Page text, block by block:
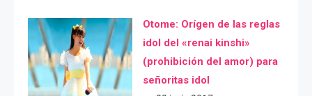
Otome: Orígen de las reglas
idol del «renai kinshi»
(prohibición del amor) para
señoritas idol